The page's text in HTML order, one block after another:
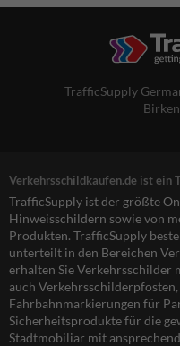
TrafficSupply
Verkehrsschildkaufen.de ist ein
TrafficSupply ist der größte
Hinweisschildern sowie von
Produkten. TrafficSupply
unterteilt in den Bereichen
erhalten Sie Verkehrsschilder
auch
Fahrbahnmarkierungen für
Sicherheitsprodukte für die
Stadtmobiliar mit